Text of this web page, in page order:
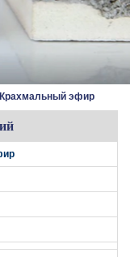
Крахмальный эфир